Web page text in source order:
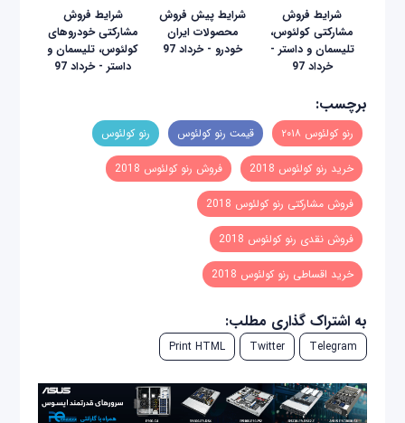
شرایط فروش
مشارکتی کولئوس،
تلیسمان و داستر -
خرداد 97
شرایط پیش فروش
محصولات ایران
خودرو - خرداد 97
شرایط فروش
مشارکتی خودروهای
کولئوس، تلیسمان و
داستر - خرداد 97
برچسب:
رنو کولئوس ۲۰۱۸ قیمت رنو کولئوس رنو کولئوس
خرید رنو کولئوس 2018 فروش رنو کولئوس 2018
فروش مشارکتی رنو کولئوس 2018
فروش نقدی رنو کولئوس 2018
خرید اقساطی رنو کولئوس 2018
به اشتراک گذاری مطلب:
Telegram
Twitter
Print HTML